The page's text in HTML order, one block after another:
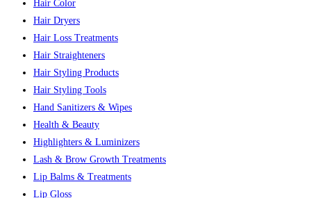
Hair Color
Hair Dryers
Hair Loss Treatments
Hair Straighteners
Hair Styling Products
Hair Styling Tools
Hand Sanitizers & Wipes
Health & Beauty
Highlighters & Luminizers
Lash & Brow Growth Treatments
Lip Balms & Treatments
Lip Gloss